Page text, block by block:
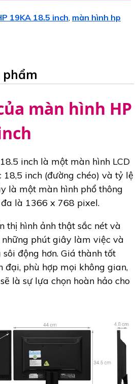
19KA 18.5 inch màn hình hp
màn hình HP
inch là một màn hình LCD
inch (đường chéo) và tỷ lệ
là một màn hình phổ thông
là 1366 x 768 pixel.
thị hình ảnh thật sắc nét và
phút giây làm việc và
động hơn. Giá thành tốt
đại, phù hợp mọi không gian,
là sự lựa chọn hoàn hảo cho